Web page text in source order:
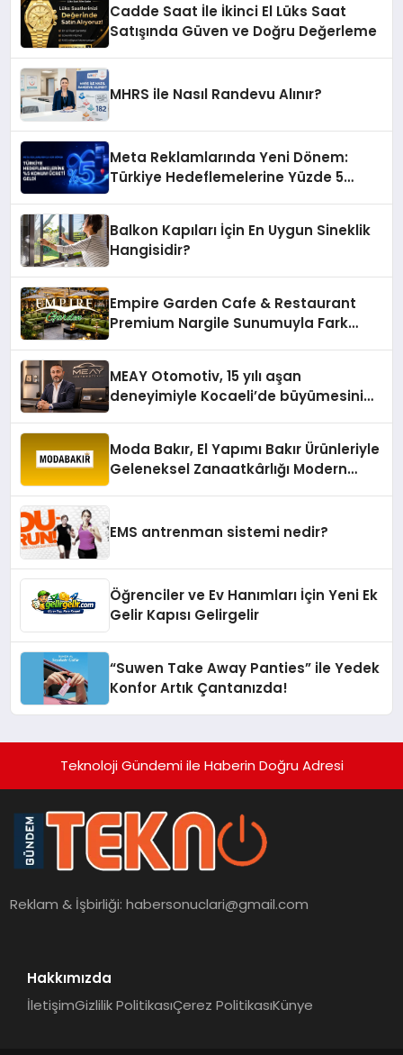
Cadde Saat İle İkinci El Lüks Saat
Satışında Güven ve Doğru Değerleme
MHRS ile Nasıl Randevu Alınır?
Meta Reklamlarında Yeni Dönem:
Türkiye Hedeflemelerine Yüzde 5
Balkon Kapıları İçin En Uygun Sineklik
Hangisidir?
Empire Garden Cafe & Restaurant
Premium Nargile Sunumuyla Fark
MEAY Otomotiv, 15 yılı aşan
deneyimiyle Kocaeli’de büyümesini
Moda Bakır, El Yapımı Bakır Ürünleriyle
Geleneksel Zanaatkârlığı Modern
EMS antrenman sistemi nedir?
Öğrenciler ve Ev Hanımları İçin Yeni Ek
Gelir Kapısı Gelirgelir
“Suwen Take Away Panties” ile Yedek
Konfor Artık Çantanızda!
Teknoloji Gündemi ile Haberin Doğru Adresi
Reklam & İşbirliği:habersonuclari@gmail.com
Hakkımızda
İletişimGizlilik PolitikasıÇerez PolitikasıKünye